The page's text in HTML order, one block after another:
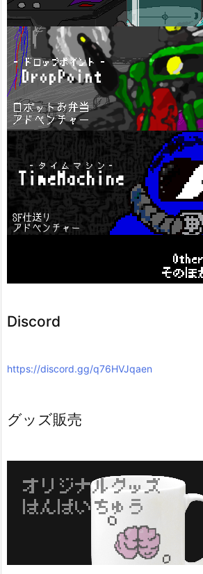
Discord
https://discord.gg/q76HVJqaen
グッズ販売